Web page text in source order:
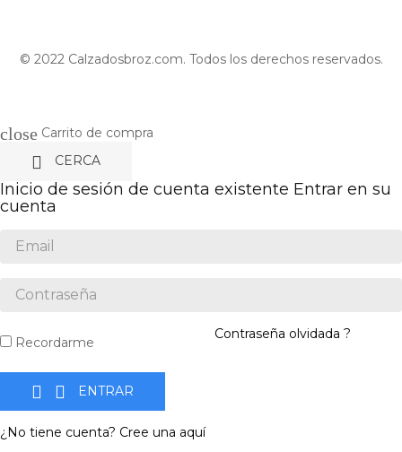
© 2022 Calzadosbroz.com. Todos los derechos reservados.
close Carrito de compra
 CERCA
Inicio de sesión de cuenta existente Entrar en su
cuenta
Recordarme
Contraseña olvidada ?
  ENTRAR
¿No tiene cuenta? Cree una aquí